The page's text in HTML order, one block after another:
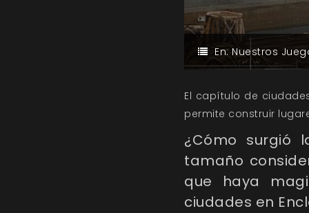
En: Nuestros
El capítulo de
permite construir
¿Cómo surgió
tamaño
que haya
ciudades en